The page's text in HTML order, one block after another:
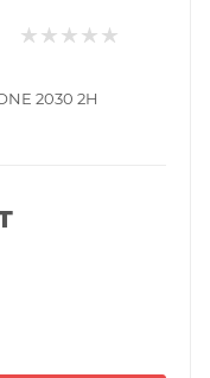
2030 2H